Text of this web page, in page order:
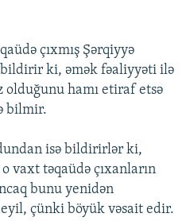
çıxmış Şərqiyyə
ki, əmək fəaliyyəti ilə
olduğunu hamı etiraf etsə
bilmir.
isə bildirirlər ki,
vaxt təqaüdə çıxanların
bunu yenidən
çünki böyük vəsait edir.